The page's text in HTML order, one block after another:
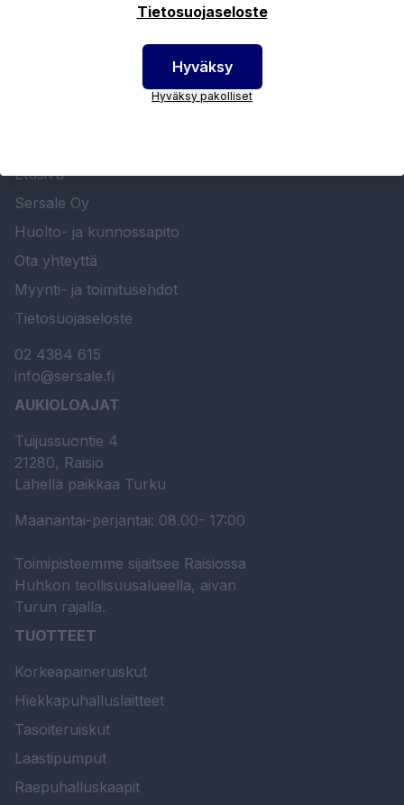
Etusivu
Sersale Oy
Huolto- ja kunnossapito
Ota yhteyttä
Myynti- ja toimitusehdot
Tietosuojaseloste
02 4384 615
info@sersale.fi
AUKIOLOAJAT
Tuijussuontie 4
21280, Raisio
Lähellä paikkaa Turku
Maanantai-perjantai: 08.00- 17:00
Toimipisteemme sijaitsee Raisiossa
Huhkon teollisuusalueella, aivan
Turun rajalla.
TUOTTEET
Korkeapaineruiskut
Hiekkapuhalluslaitteet
Tasoiteruiskut
Laastipumput
Raepuhalluskaapit
Tietosuojaseloste
Hyväksy
Hyväksy pakolliset